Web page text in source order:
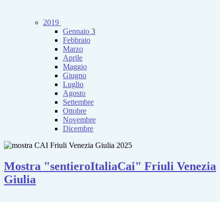
2019
Gennaio 3
Febbraio
Marzo
Aprile
Maggio
Giugno
Luglio
Agosto
Settembre
Ottobre
Novembre
Dicembre
Mostra "sentieroItaliaCai" Friuli Venezia
Giulia